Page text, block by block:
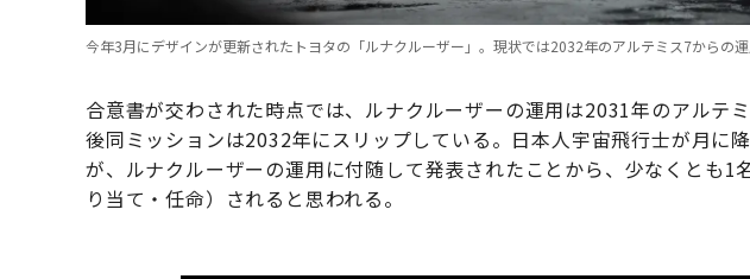
今年3月にデザインが更新されたトヨタの「ルナクルーザー」。現状では2032年のアルテミス7からの
合意書が交わされた時点では、ルナクルーザーの運用は2031年のアルテ
後同ミッションは2032年にスリップしている。日本人宇宙飛行士が月に
が、ルナクルーザーの運用に付随して発表されたことから、少なくとも1
り当て・任命）されると思われる。